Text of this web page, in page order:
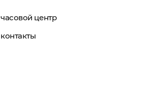
часовой центр
контакты